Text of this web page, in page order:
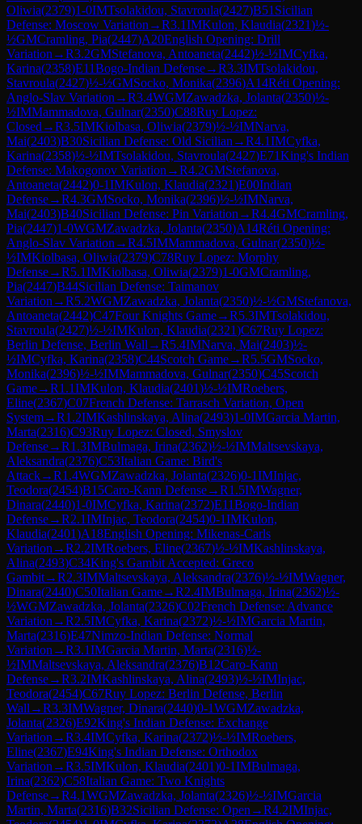
Oliwia(2379)1-0IMTsolakidou, Stavroula(2427)B51 Sicilian
Defense: Moscow Variation →R3.1IMKulon, Klaudia(2321)½-
½GMCramling, Pia(2447)A20English Opening: Drill
Variation →R3.2GMStefanova, Antoaneta(2442)½-½IMCyfka,
Karina(2358)E11Bogo-Indian Defense→R3.3IMTsolakidou,
Stavroula(2427)½-½GMSocko, Monika(2396)A14Réti Opening:
Anglo-Slav Variation →R3.4WGMZawadzka, Jolanta(2350)½-
½IMMammadova, Gulnar(2350)C88Ruy Lopez:
Closed →R3.5IMKiolbasa, Oliwia(2379)½-½IMNarva,
Mai(2403)B30Sicilian Defense: Old Sicilian →R4.1IMCyfka,
Karina(2358)½-½IMTsolakidou, Stavroula(2427)E71King's Indian
Defense: Makogonov Variation →R4.2GMStefanova,
Antoaneta(2442)0-1IMKulon, Klaudia(2321)E00Indian
Defense→R4.3GMSocko, Monika(2396)½-½IMNarva,
Mai(2403)B40Sicilian Defense: Pin Variation →R4.4GMCramling,
Pia(2447)1-0WGMZawadzka, Jolanta(2350)A14Réti Opening:
Anglo-Slav Variation →R4.5IMMammadova, Gulnar(2350)½-
½IMKiolbasa, Oliwia(2379)C78Ruy Lopez: Morphy
Defense→R5.1IMKiolbasa, Oliwia(2379)1-0GMCramling,
Pia(2447)B44Sicilian Defense: Taimanov
Variation →R5.2WGMZawadzka, Jolanta(2350)½-½GMStefanova,
Antoaneta(2442)C47Four Knights Game→R5.3IMTsolakidou,
Stavroula(2427)½-½IMKulon, Klaudia(2321)C67Ruy Lopez:
Berlin Defense, Berlin Wall →R5.4IMNarva, Mai(2403)½-
½IMCyfka, Karina(2358)C44Scotch Game→R5.5GMSocko,
Monika(2396)½-½IMMammadova, Gulnar(2350)C45Scotch
Game→R1.1IMKulon, Klaudia(2401)½-½IMRoebers,
Eline(2367)C07French Defense: Tarrasch Variation, Open
System→R1.2IMKashlinskaya, Alina(2493)1-0IMGarcia Martin,
Marta(2316)C93Ruy Lopez: Closed, Smyslov
Defense→R1.3IMBulmaga, Irina(2362)½-½IMMaltsevskaya,
Aleksandra(2376)C53Italian Game: Bird's
Attack→R1.4WGMZawadzka, Jolanta(2326)0-1IMInjac,
Teodora(2454)B15Caro-Kann Defense→R1.5IMWagner,
Dinara(2440)1-0IMCyfka, Karina(2372)E11Bogo-Indian
Defense→R2.1IMInjac, Teodora(2454)0-1IMKulon,
Klaudia(2401)A18English Opening: Mikenas-Carls
Variation →R2.2IMRoebers, Eline(2367)½-½IMKashlinskaya,
Alina(2493)C34King's Gambit Accepted: Greco
Gambit→R2.3IMMaltsevskaya, Aleksandra(2376)½-½IMWagner,
Dinara(2440)C50Italian Game→R2.4IMBulmaga, Irina(2362)½-
½WGMZawadzka, Jolanta(2326)C02French Defense: Advance
Variation →R2.5IMCyfka, Karina(2372)½-½IMGarcia Martin,
Marta(2316)E47Nimzo-Indian Defense: Normal
Variation →R3.1IMGarcia Martin, Marta(2316)½-
½IMMaltsevskaya, Aleksandra(2376)B12Caro-Kann
Defense→R3.2IMKashlinskaya, Alina(2493)½-½IMInjac,
Teodora(2454)C67Ruy Lopez: Berlin Defense, Berlin
Wall →R3.3IMWagner, Dinara(2440)0-1WGMZawadzka,
Jolanta(2326)E92King's Indian Defense: Exchange
Variation →R3.4IMCyfka, Karina(2372)½-½IMRoebers,
Eline(2367)E94King's Indian Defense: Orthodox
Variation →R3.5IMKulon, Klaudia(2401)0-1IMBulmaga,
Irina(2362)C58Italian Game: Two Knights
Defense→R4.1WGMZawadzka, Jolanta(2326)½-½IMGarcia
Martin, Marta(2316)B32Sicilian Defense: Open →R4.2IMInjac,